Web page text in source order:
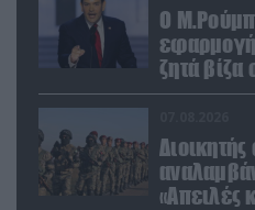
Ο
εφαρμογή
ζητά βίζα
social
«Απειλές